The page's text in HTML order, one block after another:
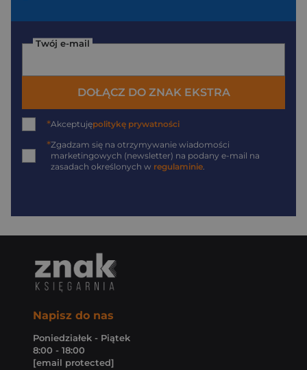
Twój e-mail
DOŁĄCZ DO ZNAK EKSTRA
*Akceptujępolitykę prywatności
*Zgadzam się na otrzymywanie wiadomości
marketingowych (newsletter) na podany e-mail na
zasadach określonych w regulaminie
Napisz do nas
Poniedziałek - Piątek
8:00 - 18:00
[email protected]